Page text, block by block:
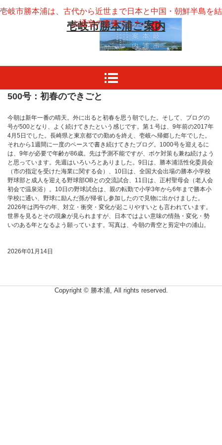
壱岐市勝本浦ご案内
壱岐市勝本浦は、古代から近世まで日本と中国・朝鮮半島を結
ぶ通交の要衝でした。
500号：初春のできごと
今朝は新年一番の晴天。外に出ると初春を思う朝でした。そして、ブログの
号が500となり、よく続けてきたという感じです。第１号は、9年前の2017年
4月5日でした。長崎県と東京都での勤めを終え、壱岐へ帰郷した年でした。
それから1週間に一度のペースで書き続けてきたブログ。1000号を迎えるに
は、9年が必要で年齢が86歳。先は予測不能ですが、ボケ対策も兼ね続けよう
と思っています。先週はいろいろとありました。9日は、勝本浦活性化委員会
（市の指定を受けた海業に関する会）、10日は、全国大会出場の勝本小学校
野球部と成人を迎える野球部OBとの交流試合、11日は、正村聖母会（老人会
初会で温泉浴）。10日の野球試合は、親の転勤で小学3年から6年まで勝本小
学校に通い、野球に励んだ孫が帰省し参加したので見物に出かけました。
2026年は丙午の年、対立・衝突・変化が起こりやすいとも言われています。
世界を見るとその現象が見られますが、日本ではよい意味の情熱・変化・勢
いのある年となるよう願っています。写真は、今朝の青空と剪定中の浦山。
2026年01月14日
Copyright © 勝本浦, All rights reserved.